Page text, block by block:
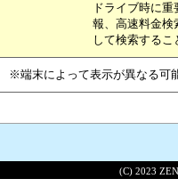
ドライブ時に
報、高速料金検
して検索するこ
※端末によって表示が異なる可
(C) 2023